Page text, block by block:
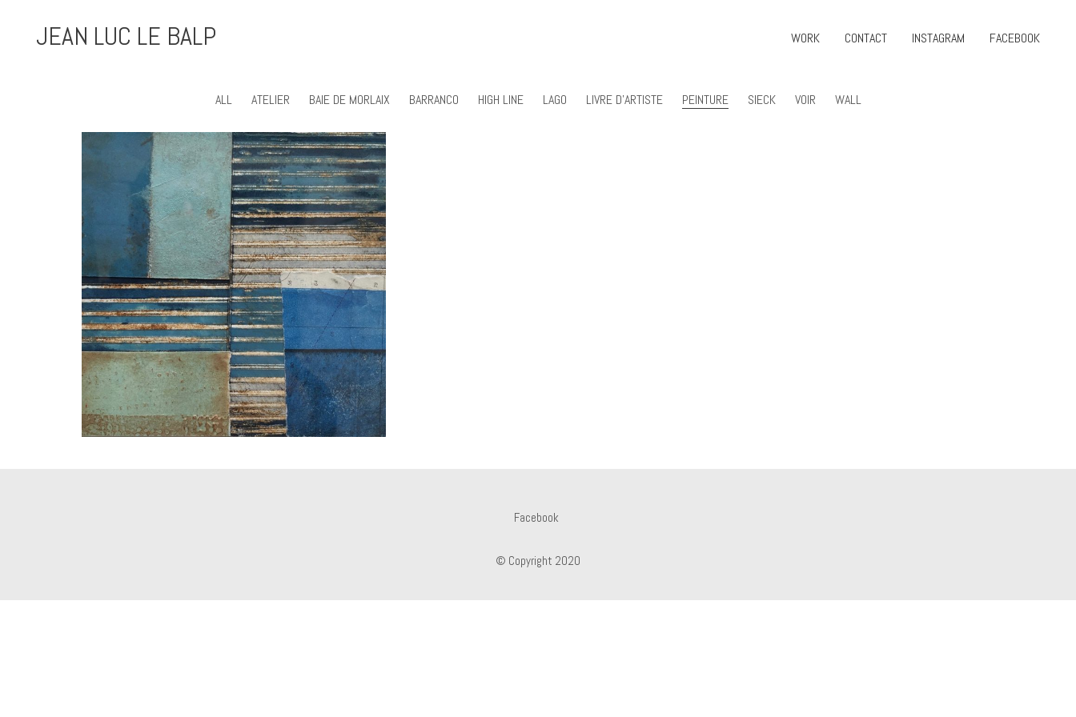
JEAN LUC LE BALP WORK CONTACT INSTAGRAM FACEBOOK
ALL ATELIER BAIE DE MORLAIX BARRANCO HIGH LINE LAGO LIVRE D'ARTISTE PEINTURE SIECK VOIR WALL
Facebook
© Copyright 2020